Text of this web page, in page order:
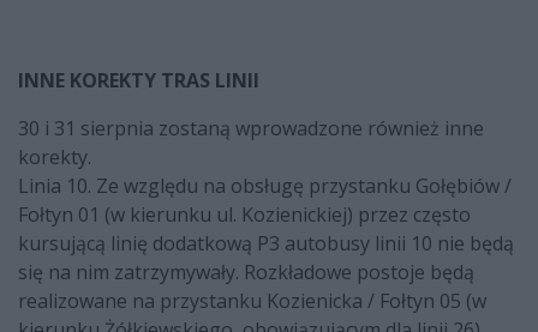
INNE KOREKTY TRAS LINII
30 i 31 sierpnia zostaną wprowadzone również inne
korekty.
Linia 10. Ze względu na obsługę przystanku Gołębiów /
Fołtyn 01 (w kierunku ul. Kozienickiej) przez często
kursującą linię dodatkową P3 autobusy linii 10 nie będą
się na nim zatrzymywały. Rozkładowe postoje będą
realizowane na przystanku Kozienicka / Fołtyn 05 (w